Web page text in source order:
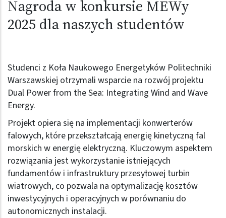
Nagroda w konkursie MEWy
2025 dla naszych studentów
Studenci z Koła Naukowego Energetyków Politechniki
Warszawskiej otrzymali wsparcie na rozwój projektu
Dual Power from the Sea: Integrating Wind and Wave
Energy.
Projekt opiera się na implementacji konwerterów
falowych, które przekształcają energię kinetyczną fal
morskich w energię elektryczną. Kluczowym aspektem
rozwiązania jest wykorzystanie istniejących
fundamentów i infrastruktury przesyłowej turbin
wiatrowych, co pozwala na optymalizację kosztów
inwestycyjnych i operacyjnych w porównaniu do
autonomicznych instalacji.